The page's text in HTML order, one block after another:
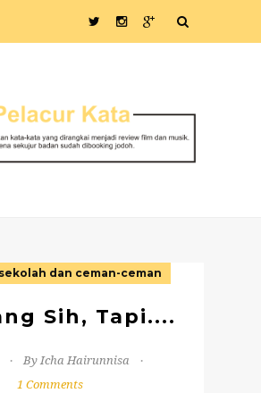
dan ceman-ceman
Sih, Tapi....
By Icha Hairunnisa
1 Comments